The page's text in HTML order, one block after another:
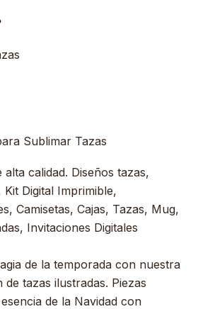
Sublimar Tazas
calidad. Diseños tazas,
Digital Imprimible,
Camisetas, Cajas, Tazas, Mug,
Invitaciones Digitales
de la temporada con nuestra
tazas ilustradas. Piezas
de la Navidad con